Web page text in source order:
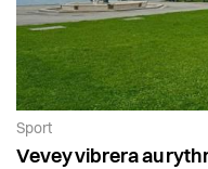
Article de la catégorie:
Sport
Vevey vibrera au